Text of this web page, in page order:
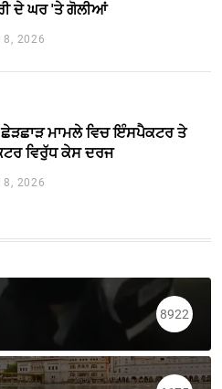
ਦੇ ਘਰ 'ਤੇ ਗੋਲੀਆਂ
8, 2026
ਛੇੜਛਾੜ ਮਾਮਲੇ ਵਿਚ ਇੰਸਪੈਕਟਰ ਤੇ
ਵਿਰੁੱਧ ਕੇਸ ਦਰਜ
8, 2026
8922